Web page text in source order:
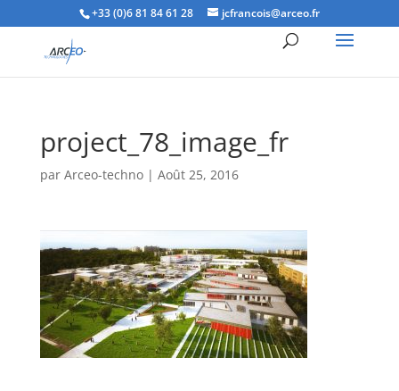
+33 (0)6 81 84 61 28 jcfrancois@arceo.fr
project_78_image_fr
par Arceo-techno| Août 25, 2016